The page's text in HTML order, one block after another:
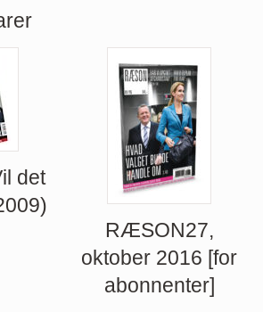
det
RÆSON27,
oktober 2016 [for
abonnenter]